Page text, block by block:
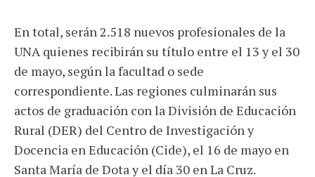
En total, serán 2.518 nuevos profesionales de la
UNA quienes recibirán su título entre el 13 y el 30
de mayo, según la facultad o sede
correspondiente. Las regiones culminarán sus
actos de graduación con la División de Educación
Rural (DER) del Centro de Investigación y
Docencia en Educación (Cide), el 16 de mayo en
Santa María de Dota y el día 30 en La Cruz.